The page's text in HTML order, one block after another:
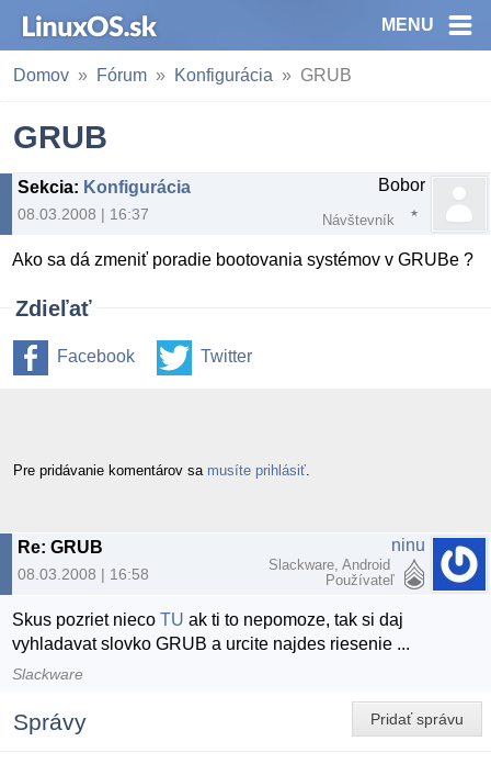
MENU
Domov Fórum Konfigurácia GRUB
GRUB
Sekcia: Konfigurácia
08.03.2008 | 16:37
Bobor
Návštevník
Ako sa dá zmeniť poradie bootovania systémov v GRUBe ?
Zdieľať
Facebook Twitter
Pre pridávanie komentárov sa musíte prihlásiť
Re: GRUB
08.03.2008 | 16:58
ninu
Slackware, Android
Používateľ
Skus pozriet niecoTU ak ti to nepomoze, tak si daj
vyhladavat slovko GRUB a urcite najdes riesenie ...
Slackware
Pridať správu
Správy